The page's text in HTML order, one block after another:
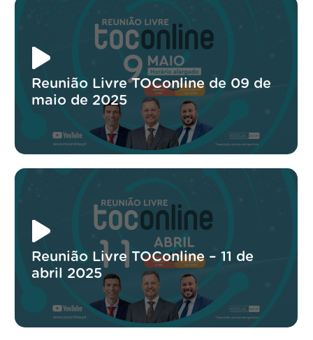
Reunião Livre TOConline de 09 de
maio de 2025
Reunião Livre TOConline – 11 de
abril 2025